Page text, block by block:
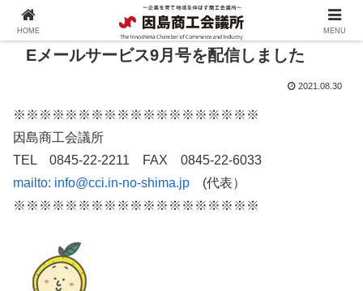
Eメールサービス9月号を配信しました
2021.08.30
※※※※※※※※※※※※※※※※※※※
因島商工会議所
TEL 0845-22-2211 FAX 0845-22-6033
mailto: info@cci.in-no-shima.jp (代表）
※※※※※※※※※※※※※※※※※※※
HOME MENU